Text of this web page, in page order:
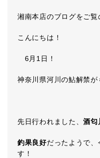
湘南本店のブログをご覧
こんにちは！
6月1日！
神奈川県河川の鮎解禁
先日行われました、酒匂
釣果良好だったようで
す！